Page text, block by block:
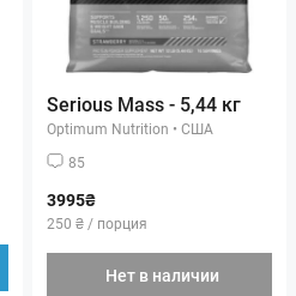
Serious Mass - 5,44 кг
Optimum Nutrition • США
85
3995₴
250 ₴ / порция
Нет в наличии